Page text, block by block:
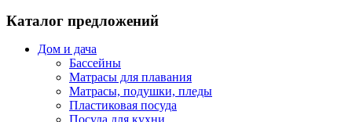
Каталог предложений
Дом и дача
Бассейны
Матрасы для плавания
Матрасы, подушки, пледы
Пластиковая посуда
Посуда для кухни